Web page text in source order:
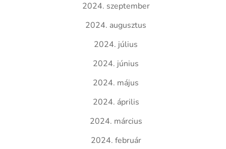
2024. szeptember
2024. augusztus
2024. július
2024. június
2024. május
2024. április
2024. március
2024. február